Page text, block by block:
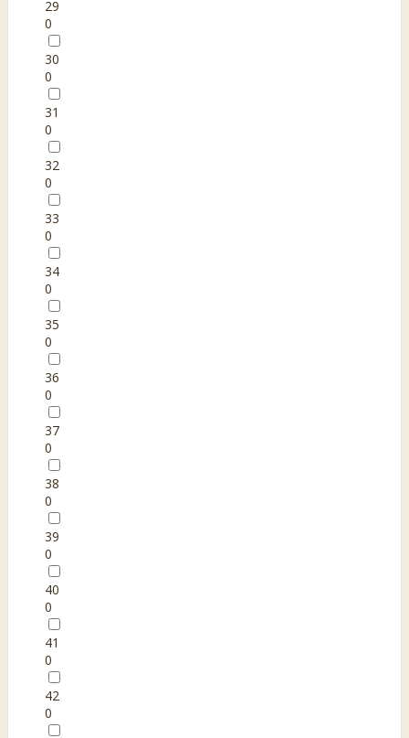
29
0
30
0
31
0
32
0
33
0
34
0
35
0
36
0
37
0
38
0
39
0
40
0
41
0
42
0